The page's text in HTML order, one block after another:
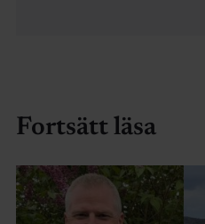
Fortsätt läsa